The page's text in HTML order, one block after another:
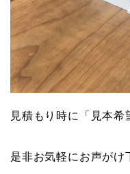
見積もり時に「見本希
是非お気軽にお声がけ